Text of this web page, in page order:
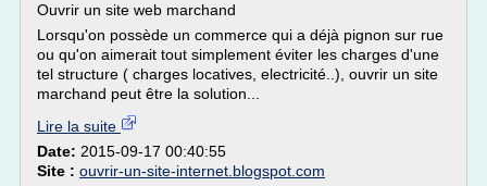
Ouvrir un site web marchand
Lorsqu'on possède un commerce qui a déjà pignon sur rue
ou qu'on aimerait tout simplement éviter les charges d'une
tel structure ( charges locatives, electricité..), ouvrir un site
marchand peut être la solution...
Lire la suite
Date: 2015-09-17 00:40:55
Site : ouvrir-un-site-internet.blogspot.com